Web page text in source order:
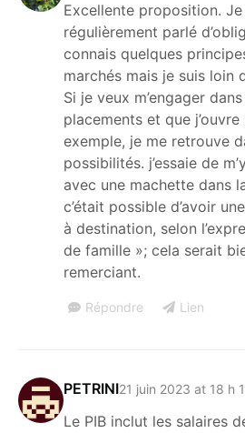
Excellente proposition.
régulièrement parlé
connais quelques
marchés mais je suis loin
Si je veux m’engager
placements et que
exemple, je me retrouve
possibilités. j’essaie de
avec une machette dans
c’était possible d’avoir
à destination, selon
de famille »; cela serait
remerciant.
Répondre Lien
PETRINI21 juin 2023 at 18 h
Le PIB inclut les salaires